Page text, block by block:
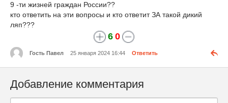
9 -ти жизней граждан России??
кто ответить на эти вопросы и кто ответит ЗА такой дикий
ляп???
6 0
Гость Павел 25 января 2024 16:44 Ответить
Добавление комментария